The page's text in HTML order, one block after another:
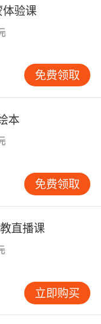
快，课堂听力跟
家长：即使要配
的听力时间和亲
不稳，后面的阅
也能起步，但更
初中才开始补英
其实这个阶段孩
，优势是能总结
听力缺口更明
。 更适合“短周
的听力任务、发
频表达；同时用
输入，减少枯燥
轨迹，才愿意坚
不纠结年龄，
以开始更明确的
分钟，比如听
愿意模仿声音和
。3）是否对故
与互动。 有一到
果都没有，也不
验课
免费领取
本
免费领取
直播课
立即购买